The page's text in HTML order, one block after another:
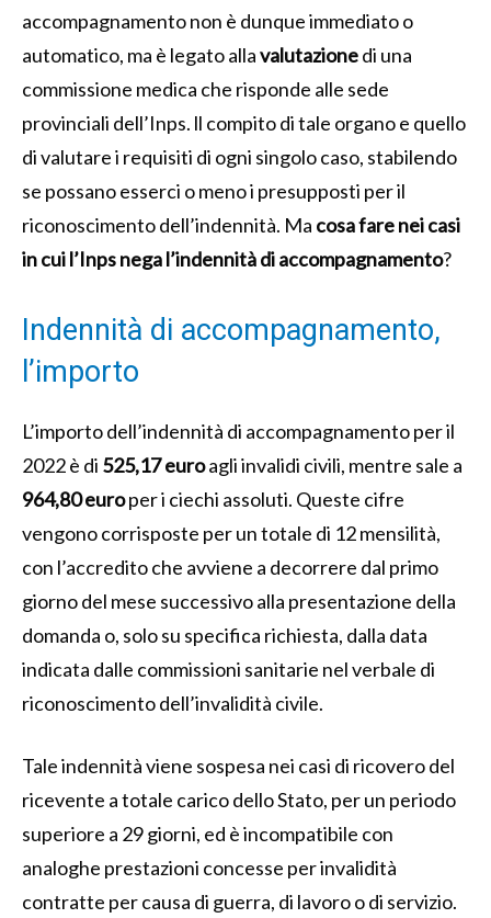
accompagnamento non è dunque immediato o
automatico, ma è legato allavalutazionedi una
commissione medica che risponde alle sede
provinciali dell’Inps. ll compito di tale organo e quello
di valutare i requisiti di ogni singolo caso, stabilendo
se possano esserci o meno i presupposti per il
riconoscimento dell’indennità. Ma cosa fare nei casi
in cui l’Inps nega l’indennità di accompagnamento?
Indennità di accompagnamento,
l’importo
L’importo dell’indennità di accompagnamento per il
2022 è di 525,17 euroagli invalidi civili, mentre sale a
964,80 europer i ciechi assoluti. Queste cifre
vengono corrisposte per un totale di 12 mensilità,
con l’accredito che avviene a decorrere dal primo
giorno del mese successivo alla presentazione della
domanda o, solo su specifica richiesta, dalla data
indicata dalle commissioni sanitarie nel verbale di
riconoscimento dell’invalidità civile.
Tale indennità viene sospesa nei casi di ricovero del
ricevente a totale carico dello Stato, per un periodo
superiore a 29 giorni, ed è incompatibile con
analoghe prestazioni concesse per invalidità
contratte per causa di guerra, di lavoro o di servizio.